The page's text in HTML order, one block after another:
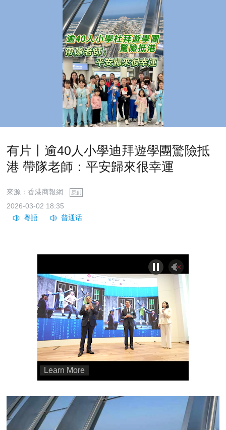
有片丨逾40人小學迪拜遊學團驚險抵
港 帶隊老師：平安歸來很幸運
來源：香港商報網 原創
2026-03-02 18:35